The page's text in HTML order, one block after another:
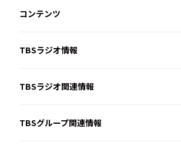
コンテンツ
TBSラジオ情報
TBSラジオ関連情報
TBSグループ関連情報